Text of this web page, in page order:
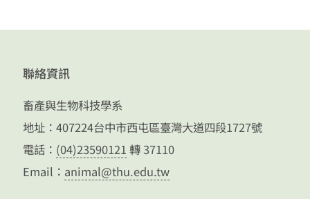
聯絡資訊
畜產與生物科技學系
地址：407224台中市西屯區臺灣大道四段1727號
電話： (04)23590121 轉 37110
Email： animal@thu.edu.tw